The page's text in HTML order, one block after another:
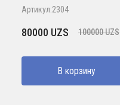
Артикул:2304
100000UZS
Первоначальная
составляла
100000 UZS.
80000 UZS
Текущая
80000 UZS.
В корзину